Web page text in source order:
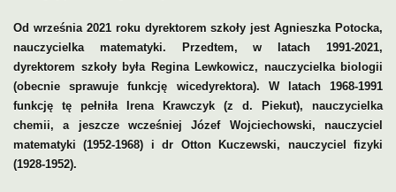
Od września 2021 roku dyrektorem szkoły jest Agnieszka Potocka,
nauczycielka matematyki. Przedtem, w latach 1991-2021,
dyrektorem szkoły była Regina Lewkowicz, nauczycielka biologii
(obecnie sprawuje funkcję wicedyrektora). W latach 1968-1991
funkcję tę pełniła Irena Krawczyk (z d. Piekut), nauczycielka
chemii, a jeszcze wcześniej Józef Wojciechowski, nauczyciel
matematyki (1952-1968) i dr Otton Kuczewski, nauczyciel fizyki
(1928-1952).